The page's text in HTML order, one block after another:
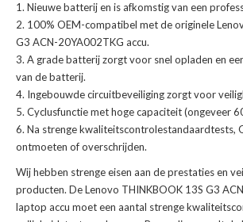
Nieuwe batterij en is afkomstig van een
100% OEM-compatibel met deoriginele
G3 ACN-20YA002TKG accu.
A grade batterij zorgt voor snel opladen en
van de batterij.
Ingebouwde circuitbeveiliging zorgt voor
Cyclusfunctie met hoge capaciteit (ongeveer
Na strenge kwaliteitscontrolestandaardtests,
ontmoeten of overschrijden.
Wij hebben strenge eisen aan de prestaties en
producten. DeLenovo THINKBOOK 13S G3
laptop accu moet een aantal strenge